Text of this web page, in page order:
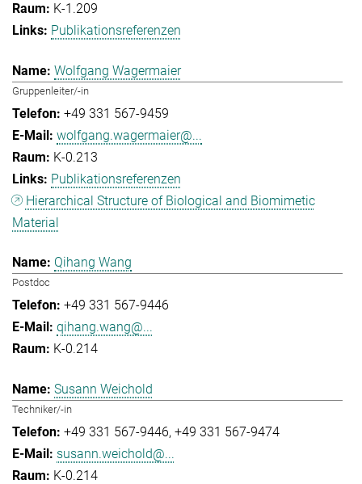
K-1.209
Publikationsreferenzen
Wolfgang Wagermaier
Gruppenleiter/-in
+49 331 567-9459
wolfgang.wagermaier@...
K-0.213
Publikationsreferenzen
Hierarchical Structure of Biological and Biomimetic
Material
Qihang Wang
Postdoc
+49 331 567-9446
qihang.wang@...
K-0.214
Susann Weichold
Techniker/-in
+49 331 567-9446 +49 331 567-9474
susann.weichold@...
K-0.214